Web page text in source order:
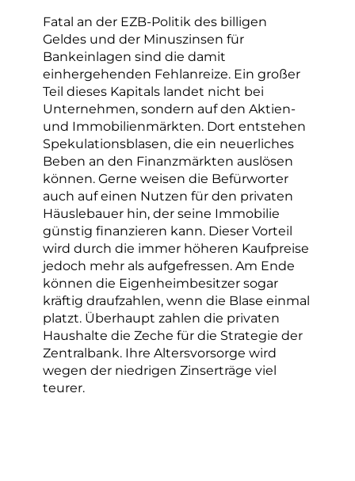
Fatal an der EZB-Politik des billigen
Geldes und der Minuszinsen für
Bankeinlagen sind die damit
einhergehenden Fehlanreize. Ein großer
Teil dieses Kapitals landet nicht bei
Unternehmen, sondern auf den Aktien-
und Immobilienmärkten. Dort entstehen
Spekulationsblasen, die ein neuerliches
Beben an den Finanzmärkten auslösen
können. Gerne weisen die Befürworter
auch auf einen Nutzen für den privaten
Häuslebauer hin, der seine Immobilie
günstig finanzieren kann. Dieser Vorteil
wird durch die immer höheren Kaufpreise
jedoch mehr als aufgefressen. Am Ende
können die Eigenheimbesitzer sogar
kräftig draufzahlen, wenn die Blase einmal
platzt. Überhaupt zahlen die privaten
Haushalte die Zeche für die Strategie der
Zentralbank. Ihre Altersvorsorge wird
wegen der niedrigen Zinserträge viel
teurer.